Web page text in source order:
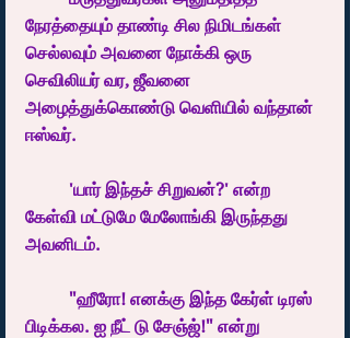
நேரத்தையும் தாண்டி சில நிமிடங்கள்
செல்லவும் அவனை நோக்கி ஒரு
செவிலியர் வர, ஜீவனை
அழைத்துக்கொண்டு வெளியில் வந்தான்
ஈஸ்வர்.
கேள்வி மட்டுமே மேலோங்கி இருந்தது
அவனிடம்.
பிடிக்கல. ஐ நீட் டு சேஞ்ஜ்!" என்று